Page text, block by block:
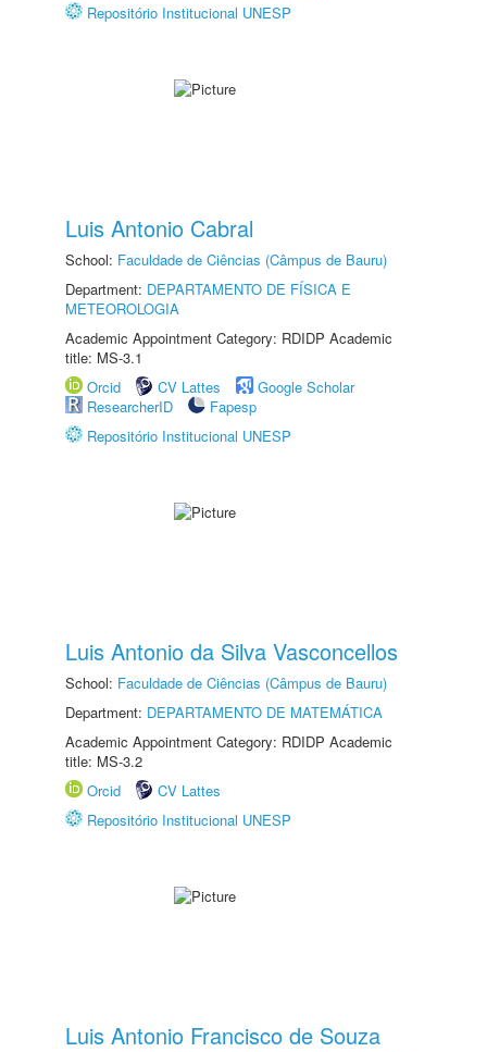
Repositório Institucional UNESP
Luis Antonio Cabral
School: Faculdade de Ciências (Câmpus de Bauru)
Department: DEPARTAMENTO DE FÍSICA E
METEOROLOGIA
Academic Appointment Category: RDIDP Academic
title: MS-3.1
Orcid
CV Lattes
Google Scholar
ResearcherID
Fapesp
Repositório Institucional UNESP
Luis Antonio da Silva Vasconcellos
School: Faculdade de Ciências (Câmpus de Bauru)
Department: DEPARTAMENTO DE MATEMÁTICA
Academic Appointment Category: RDIDP Academic
title: MS-3.2
Orcid
CV Lattes
Repositório Institucional UNESP
Luis Antonio Francisco de Souza